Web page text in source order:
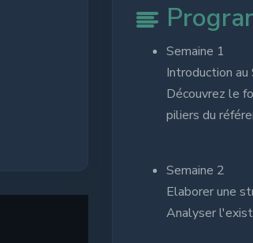
Semaine 1
Introduction au
Découvrez le
piliers du
Semaine 2
Elaborer une
Analyser